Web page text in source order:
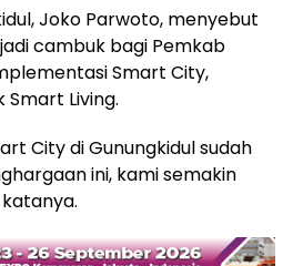
Joko Parwoto, menyebut
cambuk bagi Pemkab
Smart City,
Living.
City di Gunungkidul sudah
ini, kami semakin